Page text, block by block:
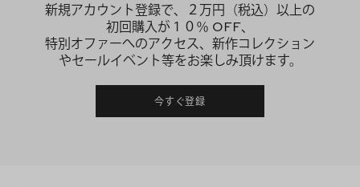
新規アカウント登録で、２万円（税込）以上の
初回購入が１０％ OFF、
特別オファーへのアクセス、新作コレクション
やセールイベント等をお楽しみ頂けます。
今すぐ登録